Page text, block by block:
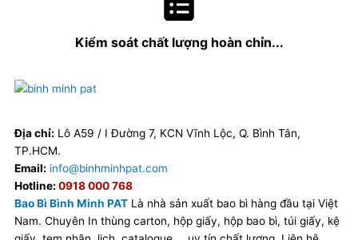
Kiểm soát chất lượng hoàn chỉn...
Địa chỉ: Lô A59 / I Đường 7, KCN Vĩnh Lộc, Q. Bình Tân,
TP.HCM.
Email: info@binhminhpat.com
Hotline: 0918 000 768
Bao Bì Bình Minh PAT Là nhà sản xuất bao bì hàng đầu tại Việt
Nam. Chuyên In thùng carton, hộp giấy, hộp bao bì, túi giấy, kệ